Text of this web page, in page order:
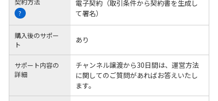
契約方法
?
電子契約（取引条件から契約書を生成し
て署名）
購入後のサポー
ト
あり
サポート内容の
詳細
チャンネル譲渡から30日間は、運営方法
に関してのご質問があればお答えいたし
ます。